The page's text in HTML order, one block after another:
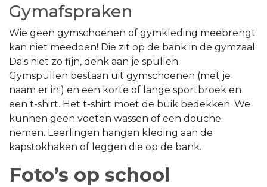
Gymafspraken
Wie geen gymschoenen of gymkleding meebrengt
kan niet meedoen! Die zit op de bank in de gymzaal.
Da's niet zo fijn, denk aan je spullen.
Gymspullen bestaan uit gymschoenen (met je
naam er in!) en een korte of lange sportbroek en
een t-shirt. Het t-shirt moet de buik bedekken. We
kunnen geen voeten wassen of een douche
nemen. Leerlingen hangen kleding aan de
kapstokhaken of leggen die op de bank.
Foto’s op school